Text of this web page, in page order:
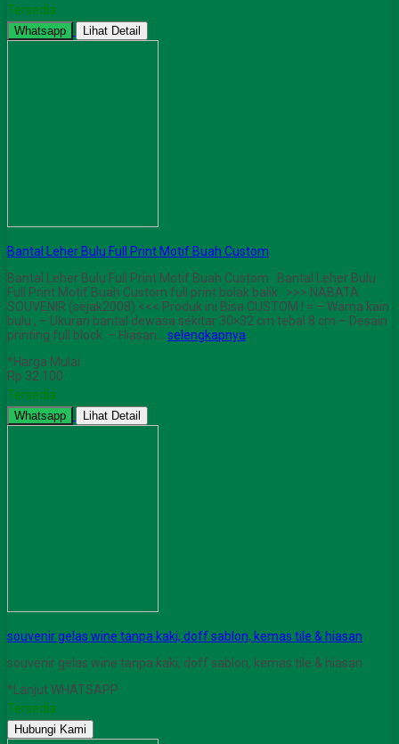
Tersedia
Whatsapp Lihat Detail
Bantal Leher Bulu Full Print Motif Buah Custom
Bantal Leher Bulu Full Print Motif Buah Custom Bantal Leher Bulu
Full Print Motif Buah Custom full print bolak balik >>> NABATA
SOUVENIR (sejak2008) <<< Produk ini Bisa CUSTOM ! = – Warna kain
bulu , – Ukuran bantal dewasa sekitar 30×32 cm tebal 8 cm – Desain
printing full block. – Hiasan… selengkapnya
*Harga Mulai
Rp 32.100
Tersedia
Whatsapp Lihat Detail
souvenir gelas wine tanpa kaki, doff sablon, kemas tile & hiasan
souvenir gelas wine tanpa kaki, doff sablon, kemas tile & hiasan
*Lanjut WHATSAPP
Tersedia
Hubungi Kami